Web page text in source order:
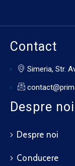
Contact
Simeria, Str.
Despre noi
Despre noi
Conducere